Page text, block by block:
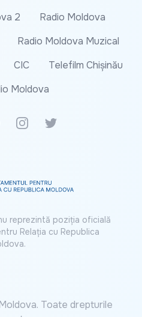
2
Radio Moldova
Radio Moldova Muzical
CIC
Telefilm Chișinău
Moldova
InstagramTwitter
reprezintă poziția oficială
Relația cu Republica
Toate drepturile